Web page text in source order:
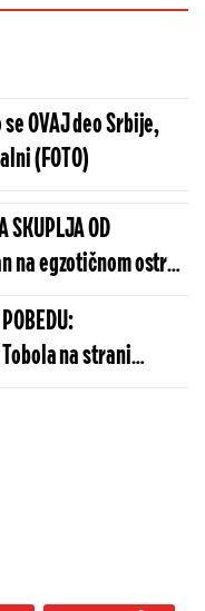
se OVAJ deo Srbije,
(FOTO)
SKUPLJA OD
na egzotičnom ostrvu
nego u Budvi
na strani
Partizanu